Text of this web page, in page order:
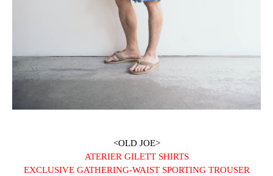
<OLD JOE>
ATERIER GILETT SHIRTS
EXCLUSIVE GATHERING-WAIST SPORTING TROUSER